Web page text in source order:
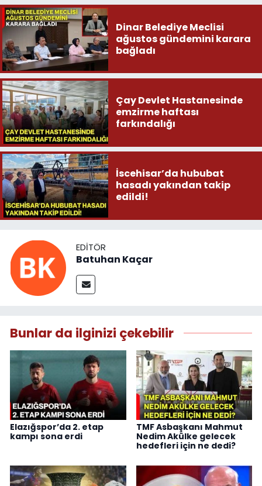
Dinar Belediye Meclisi
ağustos gündemini karara
bağladı
Çay Devlet Hastanesinde
emzirme haftası
farkındalığı
İscehisar’da hububat
hasadı yakından takip
edildi!
EDITÖR
Batuhan Kaçar
Bunlar da ilginizi çekebilir
Elazığspor’da 2. etap
kampı sona erdi
TMF Asbaşkanı Mahmut
Nedim Akülke gelecek
hedefleri için ne dedi?